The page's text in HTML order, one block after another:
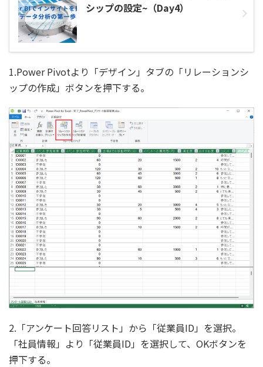
シップの設定~（Day4）
1.Power Pivotより「デザイン」タブの「リレーションシ
ップの作成」ボタンを押下する。
2.「アンケート回答リスト」から「従業員ID」を選択。
「社員情報」より「従業員ID」を選択して、OKボタンを
押下する。